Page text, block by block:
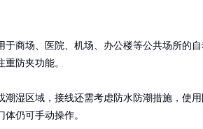
于商场、医院、机场、办公楼等公共场所的
防夹功能。
潮湿区域，接线还需考虑防水防潮措施，使
仍可手动操作。